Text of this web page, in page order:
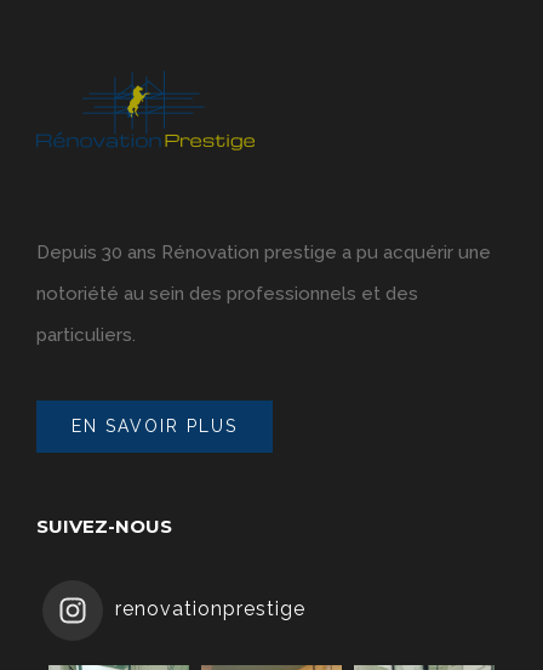
Depuis 30 ans Rénovation prestige a pu acquérir une
notoriété au sein des professionnels et des
particuliers.
EN SAVOIR PLUS
SUIVEZ-NOUS
renovationprestige